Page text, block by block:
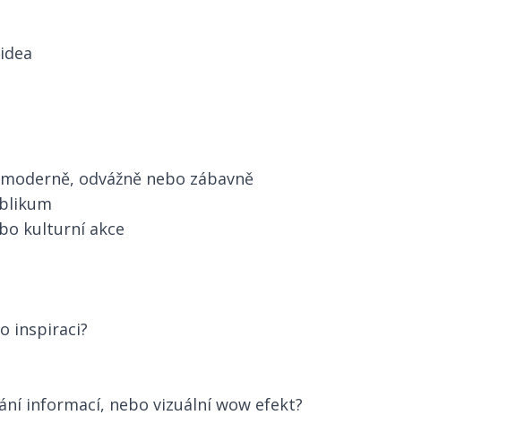
odvážně nebo zábavně
kulturní akce
inspiraci?
informací, nebo vizuální wow efekt?